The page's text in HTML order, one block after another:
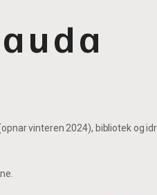
vinteren 2024), bibliotek og